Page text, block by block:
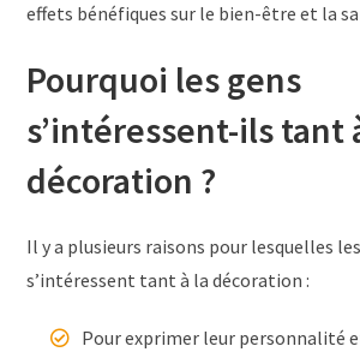
effets bénéfiques sur le bien-être et la
Pourquoi les gens
s’intéressent-ils tant
décoration ?
Il y a plusieurs raisons pour lesquelles
s’intéressent tant à la décoration :
Pour exprimer leur personnalité